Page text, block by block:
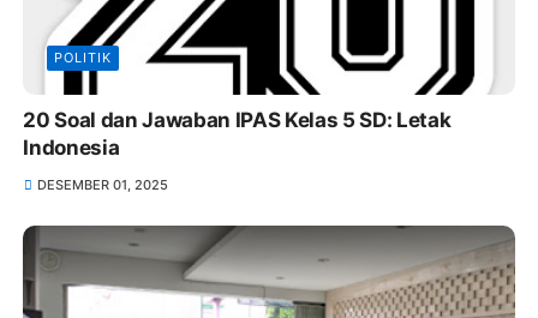
POLITIK
20 Soal dan Jawaban IPAS Kelas 5 SD: Letak
Indonesia
DESEMBER 01, 2025